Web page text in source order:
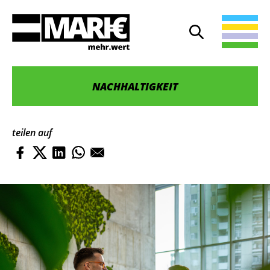
Suche öffnen
Suche
NACHHALTIGKEIT
teilen auf